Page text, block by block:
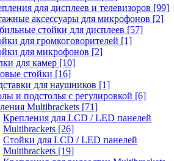
для дисплеев и телевизоров [99]
аксессуары для микрофонов [2]
стойки для дисплеев [57]
для громкоговорителей [1]
для микрофонов [2]
для камер [10]
стойки [16]
для наушников [1]
и подстолья с регулировкой [6]
Multibrackets [71]
Крепления для LCD / LED панелей
Multibrackets [26]
Стойки для LCD / LED панелей
Multibrackets [19]